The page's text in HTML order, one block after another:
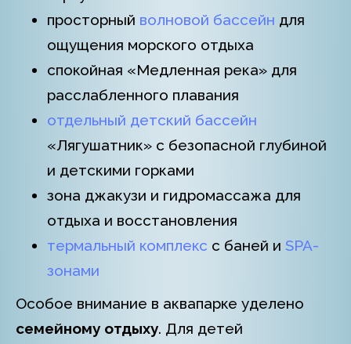
просторный волновой бассейн для
ощущения морского отдыха
спокойная «Медленная река» для
расслабленного плавания
отдельный детский бассейн
«Лягушатник» с безопасной глубиной
и детскими горками
зона джакузи и гидромассажа для
отдыха и восстановления
термальный комплекс с баней и SPA-
зонами
Особое внимание в аквапарке уделено
семейному отдыху. Для детей